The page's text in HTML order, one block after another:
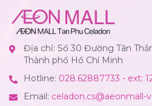
Địa chỉ: Số 30 Đường Tân
Thành phố Hồ Chí Minh
Hotline: 028.62887733 - ext:
Email: celadon.cs@aeonmall-